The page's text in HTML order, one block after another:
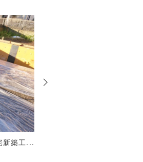
次
の
投
稿
築工...